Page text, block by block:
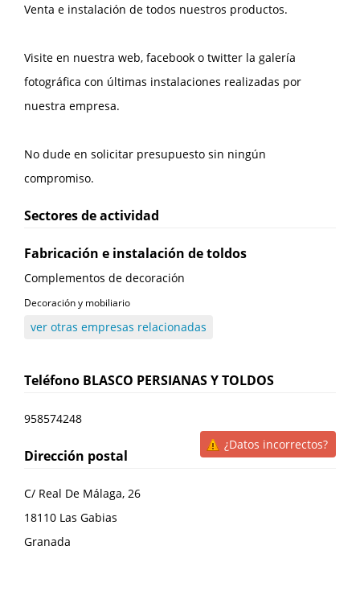
Venta e instalación de todos nuestros productos.
Visite en nuestra web, facebook o twitter la galería
fotográfica con últimas instalaciones realizadas por
nuestra empresa.
No dude en solicitar presupuesto sin ningún
compromiso.
Sectores de actividad
Fabricación e instalación de toldos
Complementos de decoración
Decoración y mobiliario
ver otras empresas relacionadas
Teléfono BLASCO PERSIANAS Y TOLDOS
958574248
¿Datos incorrectos?
Dirección postal
C/ Real De Málaga, 26
18110 Las Gabias
Granada